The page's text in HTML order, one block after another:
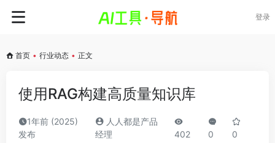
登录
首页 • 行业动态 • 正文
使用RAG构建高质量知识库
1年前 (2025)
发布
人人都是产品
经理
402 0 0